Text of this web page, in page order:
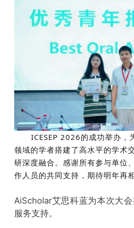
ICESEP 2026的成功举办，
领域的学者搭建了高水平的学术
研深度融合。感谢所有参与单位
作人员的共同支持，期待明年再
AiScholar艾思科蓝为本次大
服务支持。